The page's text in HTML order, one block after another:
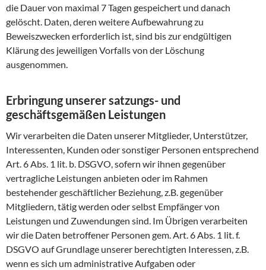
die Dauer von maximal 7 Tagen gespeichert und danach
gelöscht. Daten, deren weitere Aufbewahrung zu
Beweiszwecken erforderlich ist, sind bis zur endgültigen
Klärung des jeweiligen Vorfalls von der Löschung
ausgenommen.
Erbringung unserer satzungs- und
geschäftsgemäßen Leistungen
Wir verarbeiten die Daten unserer Mitglieder, Unterstützer,
Interessenten, Kunden oder sonstiger Personen entsprechend
Art. 6 Abs. 1 lit. b. DSGVO, sofern wir ihnen gegenüber
vertragliche Leistungen anbieten oder im Rahmen
bestehender geschäftlicher Beziehung, z.B. gegenüber
Mitgliedern, tätig werden oder selbst Empfänger von
Leistungen und Zuwendungen sind. Im Übrigen verarbeiten
wir die Daten betroffener Personen gem. Art. 6 Abs. 1 lit. f.
DSGVO auf Grundlage unserer berechtigten Interessen, z.B.
wenn es sich um administrative Aufgaben oder